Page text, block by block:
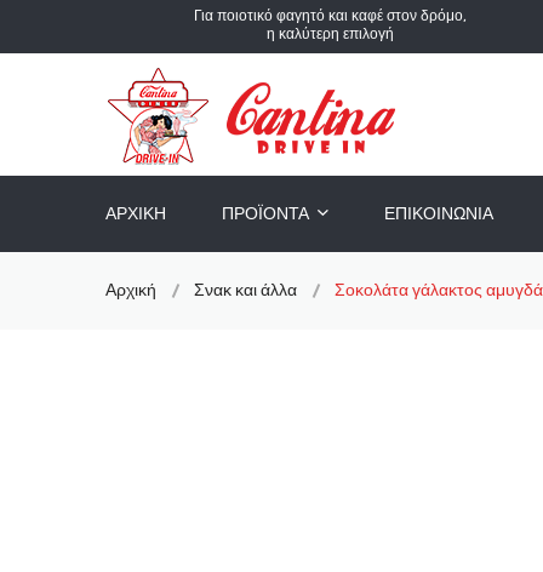
Για ποιοτικό φαγητό και καφέ στον δρόμο,
η καλύτερη επιλογή
ΑΡΧΙΚΉ ΠΡΟΪΌΝΤΑ ΕΠΙΚΟΙΝΩΝΊΑ
Αρχική Σνακ και άλλα Σοκολάτα γάλακτος